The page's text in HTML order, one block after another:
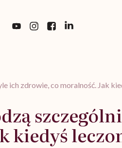
ich zdrowie, co moralność. Jak
kiedyś